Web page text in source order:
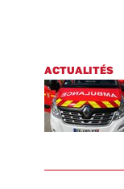
ACTUALITÉS